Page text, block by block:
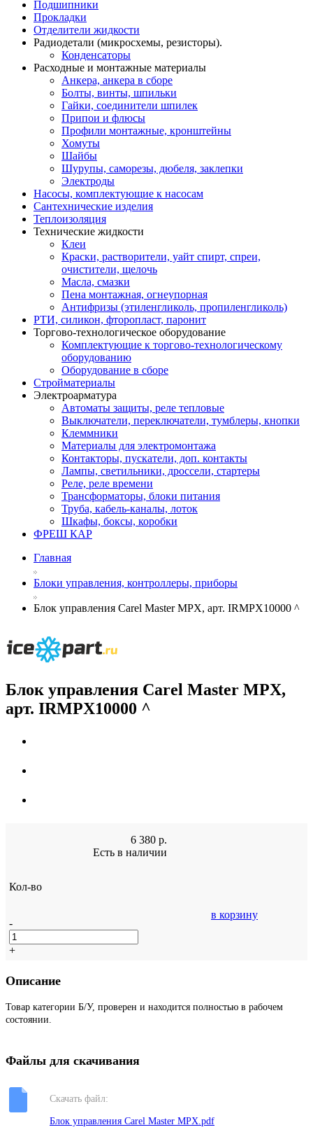
Подшипники
Прокладки
Отделители жидкости
Радиодетали (микросхемы, резисторы).
Конденсаторы
Расходные и монтажные материалы
Анкера, анкера в сборе
Болты, винты, шпильки
Гайки, соединители шпилек
Припои и флюсы
Профили монтажные, кронштейны
Хомуты
Шайбы
Шурупы, саморезы, дюбеля, заклепки
Электроды
Насосы, комплектующие к насосам
Сантехнические изделия
Теплоизоляция
Технические жидкости
Клеи
Краски, растворители, уайт спирт, спреи,
очистители, щелочь
Масла, смазки
Пена монтажная, огнеупорная
Антифризы (этиленгликоль, пропиленгликоль)
РТИ, силикон, фторопласт, паронит
Торгово-технологическое оборудование
Комплектующие к торгово-технологическому
оборудованию
Оборудование в сборе
Стройматериалы
Электроарматура
Автоматы защиты, реле тепловые
Выключатели, переключатели, тумблеры, кнопки
Клеммники
Материалы для электромонтажа
Контакторы, пускатели, доп. контакты
Лампы, светильники, дроссели, стартеры
Реле, реле времени
Трансформаторы, блоки питания
Труба, кабель-каналы, лоток
Шкафы, боксы, коробки
ФРЕШ КАР
Главная
Блоки управления, контроллеры, приборы
Блок управления Carel Master MPX, арт. IRMPX10000 ^
Блок управления Carel Master MPX,
арт. IRMPX10000 ^
6 380 р.
Есть в наличии
Кол-во
-
+
в корзину
Описание
Товар категории Б/У, проверен и находится полностью в рабочем
состоянии.
Файлы для скачивания
Скачать файл:
Блок управления Carel Master MPX.pdf